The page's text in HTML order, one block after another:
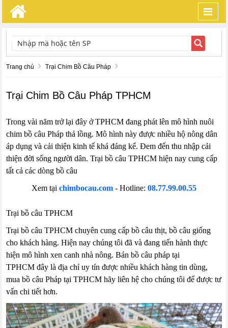
TÌM KIẾM
Trang chủ Trại Chim Bồ Câu Pháp
Trại Chim Bồ Câu Pháp TPHCM
Trong vài năm trở lại đây ở TPHCM đang phát lên mô hình nuôi
chim bồ câu Pháp thả lồng. Mô hình này được nhiều hộ nông dân
áp dụng và cải thiện kinh tế khá đáng kể. Đem đến thu nhập cải
thiện đời sống người dân. Trại bồ câu TPHCM hiện nay cung cấp
tất cả các dòng bồ câu
Xem tại chimbocau.com - Hotline: 08.77.99.00.55
Trại bồ câu TPHCM
Trại bồ câu TPHCM chuyên cung cấp bồ câu thịt, bồ câu giống
cho khách hàng. Hiện nay chúng tôi đã và đang tiến hành thực
hiện mô hình xen canh nhà nông. Bán bồ câu pháp tại
TPHCM đây là địa chỉ uy tín được nhiều khách hàng tin dùng,
mua bồ câu Pháp tại TPHCM hãy liên hệ cho chúng tôi để được tư
vấn chi tiết hơn.